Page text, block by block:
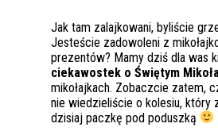
Jak tam zalajkowani, byliście
Jesteście zadowoleni z
prezentów? Mamy dziś dla was
ciekawostek o Świętym
mikołajkach. Zobaczcie zatem,
nie wiedzieliście o kolesiu, który
dzisiaj paczkę pod poduszką